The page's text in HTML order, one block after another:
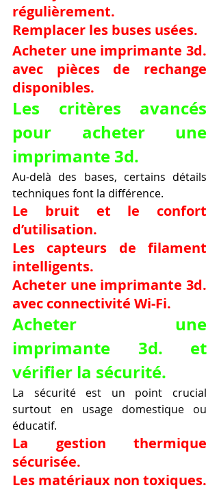
régulièrement.
Remplacer les buses usées.
Acheter une imprimante 3d.
avec pièces de rechange
disponibles.
Les critères avancés
pour acheter une
imprimante 3d.
Au-delà des bases, certains détails
techniques font la différence.
Le bruit et le confort
d’utilisation.
Les capteurs de filament
intelligents.
Acheter une imprimante 3d.
avec connectivité Wi-Fi.
Acheter une
imprimante 3d. et
vérifier la sécurité.
La sécurité est un point crucial
surtout en usage domestique ou
éducatif.
La gestion thermique
sécurisée.
Les matériaux non toxiques.